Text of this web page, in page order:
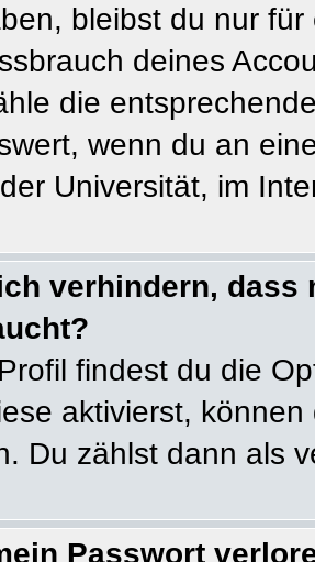
bleibst du nur
deines
die
wenn du an
Universität, im
verhindern, dass
findest du die
aktivierst,
Du zählst dann als
Passwort